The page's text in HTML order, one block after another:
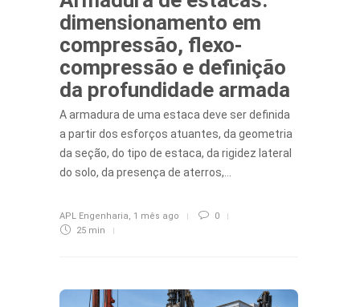
dimensionamento em
compressão, flexo-
compressão e definição
da profundidade armada
A armadura de uma estaca deve ser definida
a partir dos esforços atuantes, da geometria
da seção, do tipo de estaca, da rigidez lateral
do solo, da presença de aterros,…
APL Engenharia, 1 mês ago
0
25 min